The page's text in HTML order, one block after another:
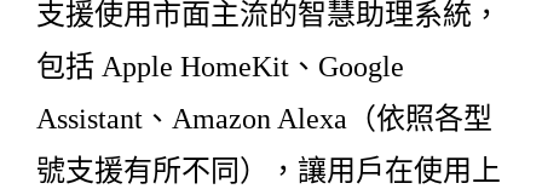
支援使用市面主流的智慧助理系統，
包括 Apple HomeKit、Google
Assistant、Amazon Alexa（依照各型
號支援有所不同），讓用戶在使用上